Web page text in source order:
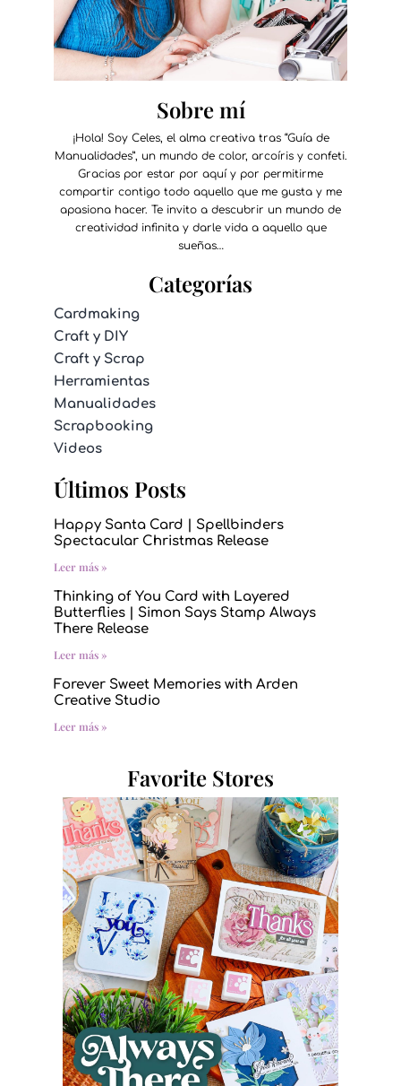
Sobre mí
¡Hola! Soy Celes, el alma creativa tras “Guía de
Manualidades”, un mundo de color, arcoíris y confeti.
Gracias por estar por aquí y por permitirme
compartir contigo todo aquello que me gusta y me
apasiona hacer. Te invito a descubrir un mundo de
creatividad infinita y darle vida a aquello que
sueñas…
Categorías
Cardmaking
Craft y DIY
Craft y Scrap
Herramientas
Manualidades
Scrapbooking
Videos
Últimos Posts
Happy Santa Card | Spellbinders
Spectacular Christmas Release
Leer más »
Thinking of You Card with Layered
Butterflies | Simon Says Stamp Always
There Release
Leer más »
Forever Sweet Memories with Arden
Creative Studio
Leer más »
Favorite Stores